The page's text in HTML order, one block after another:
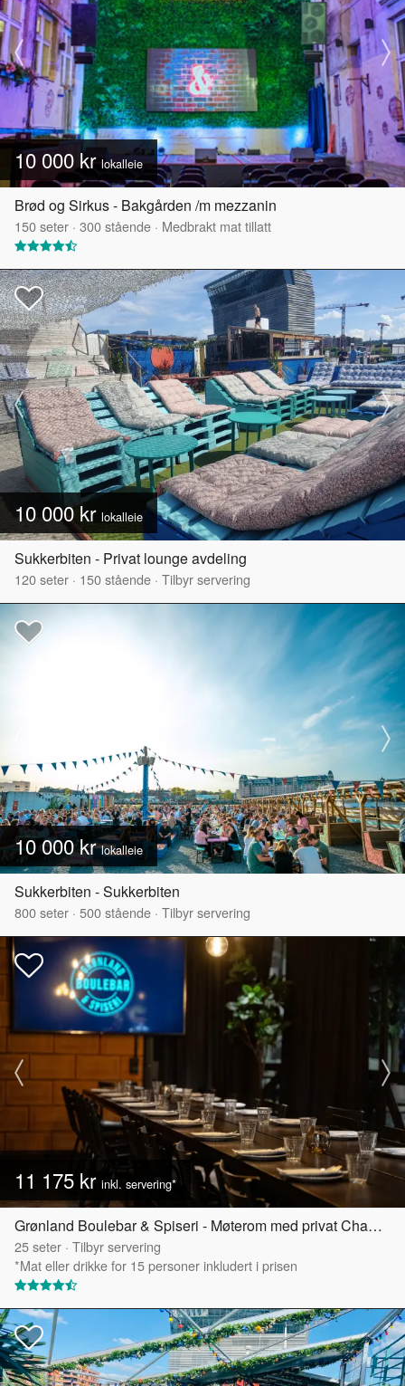
10 000 kr lokalleie
Brød og Sirkus - Bakgården /m mezzanin
150seter · 300stående · Medbrakt mat tillatt
10 000 kr lokalleie
Sukkerbiten - Privat lounge avdeling
120seter · 150stående · Tilbyr servering
10 000 krlokalleie
Sukkerbiten - Sukkerbiten
800seter · 500stående · Tilbyr servering
11 175 kr inkl. servering*
Grønland Boulebar & Spiseri - Møterom med privat Chambre Séparée
25seter · Tilbyr servering
*Mat eller drikke for 15 personer inkludert i prisen